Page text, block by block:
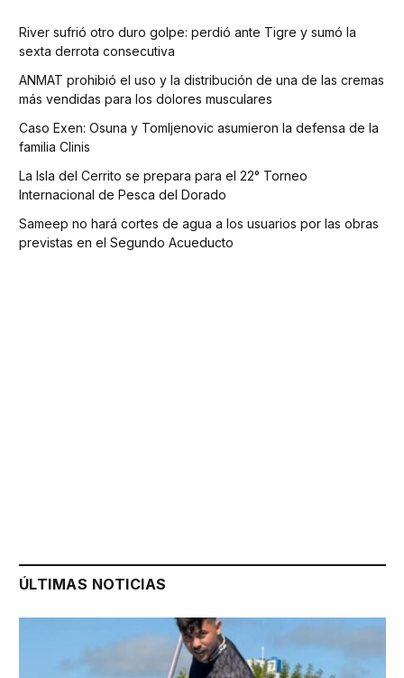
River sufrió otro duro golpe: perdió ante Tigre y sumó la
sexta derrota consecutiva
ANMAT prohibió el uso y la distribución de una de las cremas
más vendidas para los dolores musculares
Caso Exen: Osuna y Tomljenovic asumieron la defensa de la
familia Clinis
La Isla del Cerrito se prepara para el 22° Torneo
Internacional de Pesca del Dorado
Sameep no hará cortes de agua a los usuarios por las obras
previstas en el Segundo Acueducto
ÚLTIMAS NOTICIAS